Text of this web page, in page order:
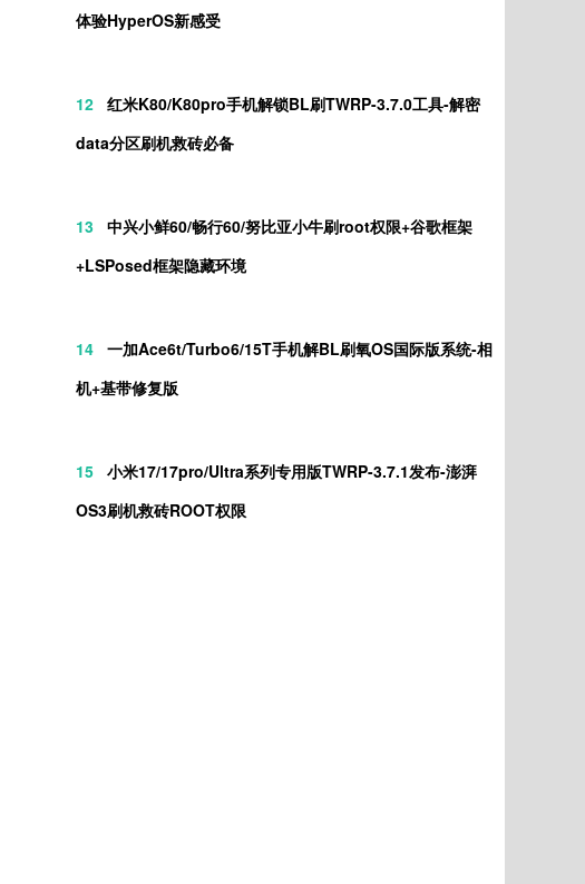
体验HyperOS新感受
12
红米K80/K80pro手机解锁BL刷TWRP-3.7.0工具-解密
data分区刷机救砖必备
13
中兴小鲜60/畅行60/努比亚小牛刷root权限+谷歌框架
+LSPosed框架隐藏环境
14
一加Ace6t/Turbo6/15T手机解BL刷氧OS国际版系统-相
机+基带修复版
15
小米17/17pro/Ultra系列专用版TWRP-3.7.1发布-澎湃
OS3刷机救砖ROOT权限